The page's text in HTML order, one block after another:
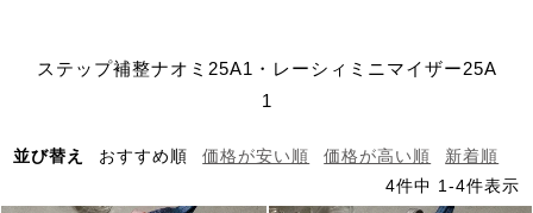
ステップ補整ナオミ25A1・レーシィミニマイザー25A
1
並び替え おすすめ順 価格が安い順 価格が高い順
新着順
4件中 1 -4件表示